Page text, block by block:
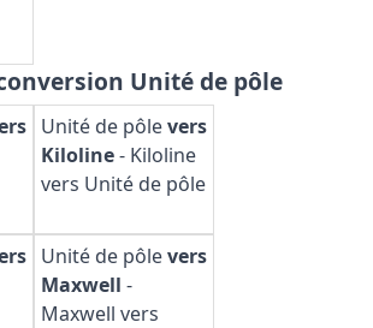
Unité de pôle
Unité de pôlevers
Kiloline- Kiloline
vers Unité de pôle
Unité de pôlevers
Maxwell -
Maxwell vers